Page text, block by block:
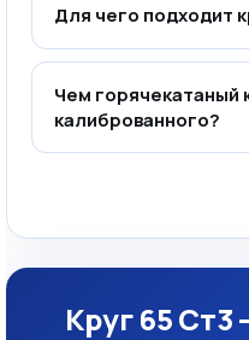
Для чего подходит
Чем горячекатаный
калиброванного?
Круг 65 Ст3